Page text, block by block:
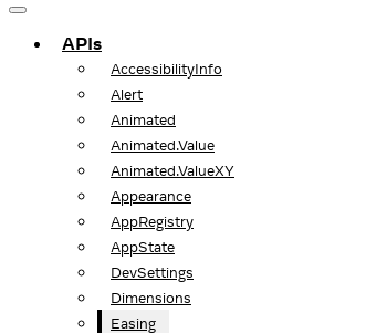
APIs
AccessibilityInfo
Alert
Animated
Animated.Value
Animated.ValueXY
Appearance
AppRegistry
AppState
DevSettings
Dimensions
Easing